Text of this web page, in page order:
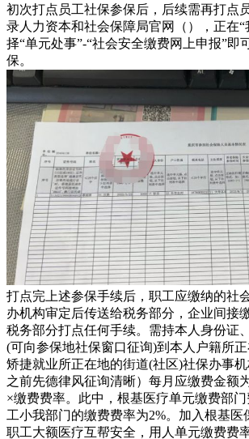
初次打点员工社保参保后，后续需再打点
录人力资本和社会保障局官网（），正在“
择“单元处事”-“社会安全缴费网上申报”即
保。
打点完上述参保手续后，职工应缴纳的社
办机构审定后传送给税务部分，企业间接
税务部分打点任何手续。需持本人身份证
(可向参保地社保窗口征询)到本人户籍所
矫捷就业所正在地的街道(社区)社保办事
之前先德律风征询清晰）每月应缴费金额
×缴费费率。此中，根基医疗单元缴费部
工小我部门的缴费费率为2%。加入根基医
职工大额医疗互帮安全，用人单元缴费费